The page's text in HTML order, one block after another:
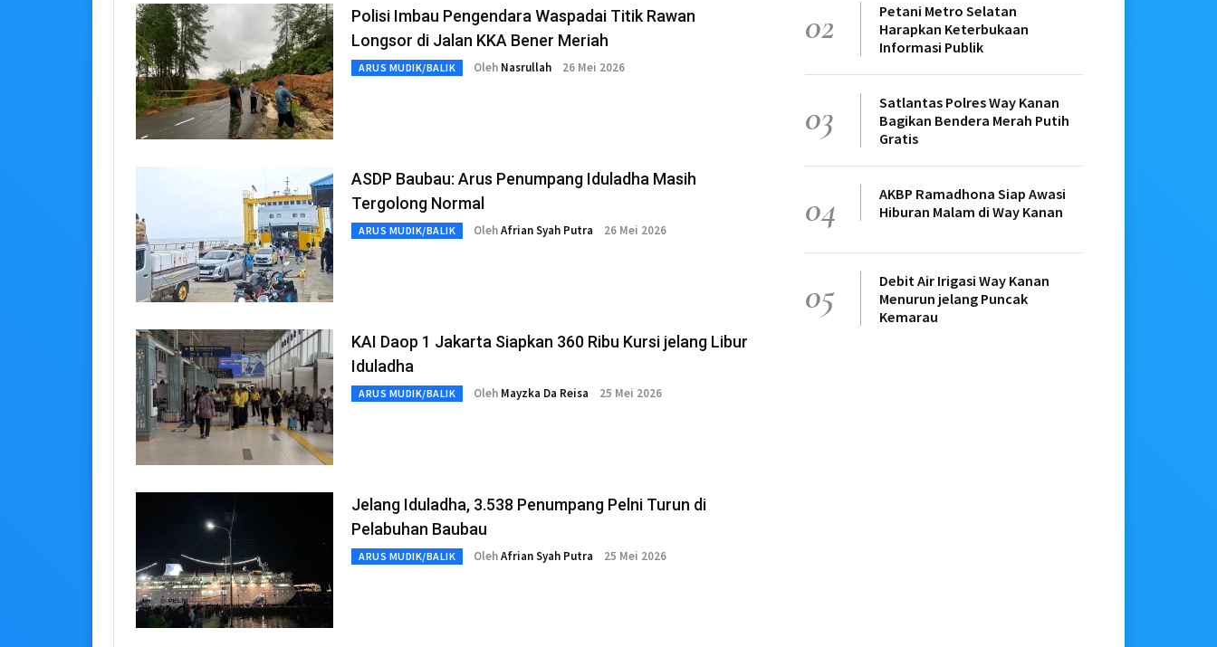
Polisi Imbau Pengendara Waspadai Titik Rawan
Longsor di Jalan KKA Bener Meriah
ARUS MUDIK/BALIK Oleh Nasrullah 26 Mei 2026
ASDP Baubau: Arus Penumpang Iduladha Masih
Tergolong Normal
ARUS MUDIK/BALIK OlehAfrian Syah Putra 26 Mei 2026
KAI Daop 1 Jakarta Siapkan 360 Ribu Kursi jelang Libur
Iduladha
ARUS MUDIK/BALIK Oleh Mayzka Da Reisa 25 Mei 2026
Jelang Iduladha, 3.538 Penumpang Pelni Turun di
Pelabuhan Baubau
ARUS MUDIK/BALIK OlehAfrian Syah Putra 25 Mei 2026
02
Petani Metro Selatan
Harapkan Keterbukaan
Informasi Publik
03
Satlantas Polres Way Kanan
Bagikan Bendera Merah Putih
Gratis
04
AKBP Ramadhona Siap Awasi
Hiburan Malam di Way Kanan
05
Debit Air Irigasi Way Kanan
Menurun jelang Puncak
Kemarau